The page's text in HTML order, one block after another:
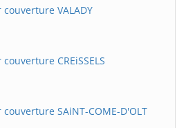
VALADY
CREiSSELS
SAiNT-COME-D'OLT